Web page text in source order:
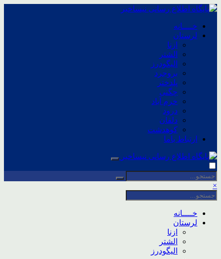
خــــانه
لرستان
ازنا
الشتر
الیگودرز
بروجرد
پلدختر
چگنی
خرم آباد
درود
دلفان
کوهدشت
ارتباط باما
×
خــــانه
لرستان
ازنا
الشتر
الیگودرز